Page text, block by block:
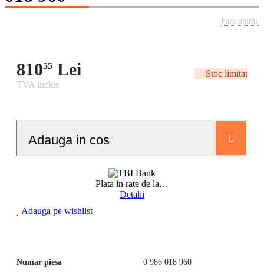
Fara opinii
81055 Lei
Stoc limitat
TVA inclus
Adauga in cos
Plata in rate de la…
Detalii
Adauga pe wishlist
Numar piesa 0 986 018 960